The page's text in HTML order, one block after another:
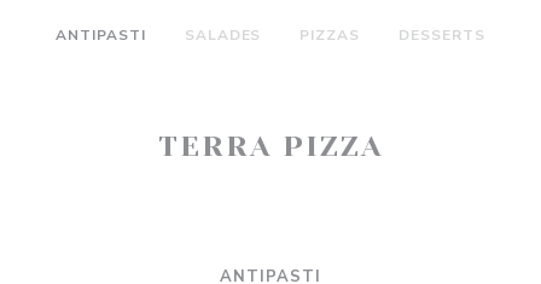
ANTIPASTI SALADES PIZZAS DESSERTS
TERRA PIZZA
ANTIPASTI